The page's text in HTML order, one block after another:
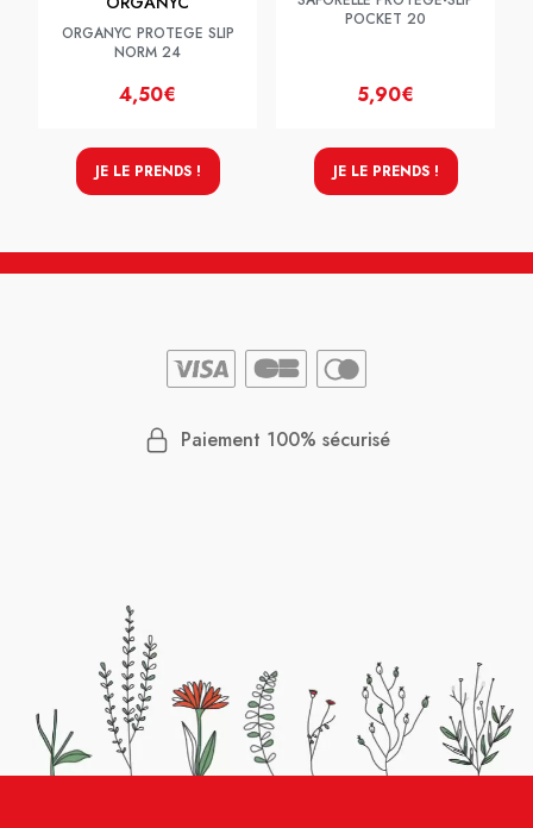
ORGANYC PROTEGE SLIP
NORM 24
4,50€
JE LE PRENDS !
POCKET 20
5,90€
JE LE PRENDS !
Paiement 100% sécurisé